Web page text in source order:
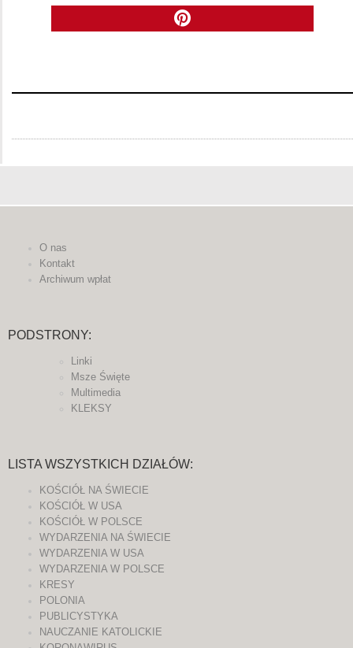
O nas
Kontakt
Archiwum wpłat
PODSTRONY:
Linki
Msze Święte
Multimedia
KLEKSY
LISTA WSZYSTKICH DZIAŁÓW:
KOŚCIÓŁ NA ŚWIECIE
KOŚCIÓŁ W USA
KOŚCIÓŁ W POLSCE
WYDARZENIA NA ŚWIECIE
WYDARZENIA W USA
WYDARZENIA W POLSCE
KRESY
POLONIA
PUBLICYSTYKA
NAUCZANIE KATOLICKIE